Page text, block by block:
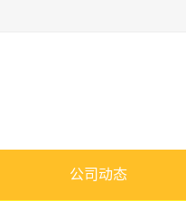
公司动态